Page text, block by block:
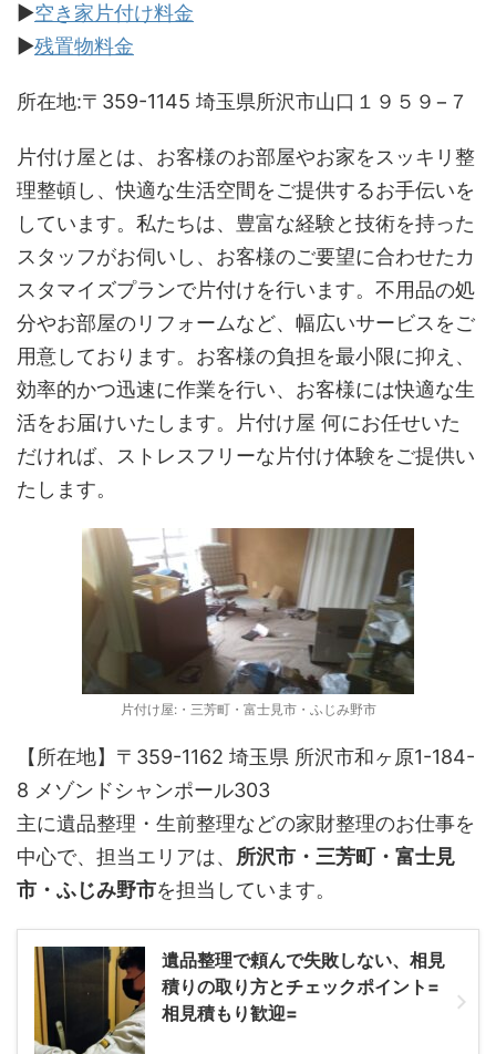
▶空き家片付け料金
▶残置物料金
所在地:〒359-1145 埼玉県所沢市山口１９５９−７
片付け屋とは、お客様のお部屋やお家をスッキリ整
理整頓し、快適な生活空間をご提供するお手伝いを
しています。私たちは、豊富な経験と技術を持った
スタッフがお伺いし、お客様のご要望に合わせたカ
スタマイズプランで片付けを行います。不用品の処
分やお部屋のリフォームなど、幅広いサービスをご
用意しております。お客様の負担を最小限に抑え、
効率的かつ迅速に作業を行い、お客様には快適な生
活をお届けいたします。片付け屋 何にお任せいた
だければ、ストレスフリーな片付け体験をご提供い
たします。
片付け屋:・三芳町・富士見市・ふじみ野市
【所在地】〒359-1162 埼玉県 所沢市和ヶ原1-184-
8 メゾンドシャンポール303
主に遺品整理・生前整理などの家財整理のお仕事を
中心で、担当エリアは、 所沢市・三芳町・富士見
市・ふじみ野市を担当しています。
遺品整理で頼んで失敗しない、相見
積りの取り方とチェックポイント=
相見積もり歓迎=